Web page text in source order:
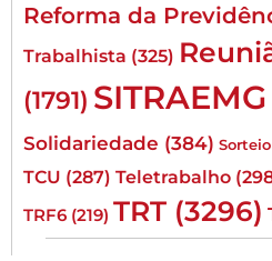
Reforma da
Trabalhista (325)
(1791) SITRAEMG
Solidariedade (384) Sorteio
TCU (287) Teletrabalho
TRF6 (219) TRT (3296)